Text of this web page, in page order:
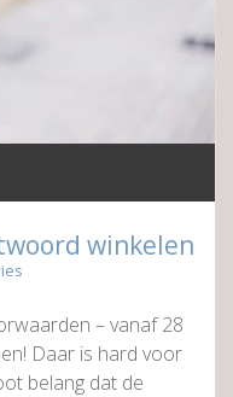
winkelen
– vanaf 28
Daar is hard voor
belang dat de